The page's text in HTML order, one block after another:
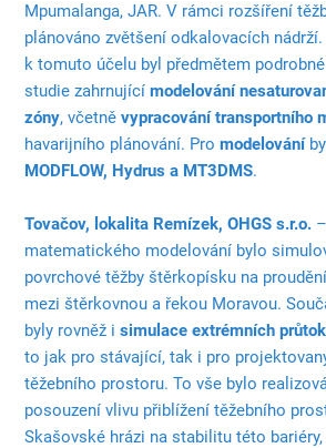
Mpumalanga, JAR. V rámci rozšíření
plánováno zvětšení odkalovacích
k tomuto účelu byl předmětem
studie zahrnujícímodelování
zóny, včetněvypracování transportního
havarijního plánování. Promodelování
MODFLOW, Hydrus a MT3DMS.
Tovačov, lokalita Remízek, OHGS s.r.o.
matematického modelování bylo
povrchové těžby štěrkopísku na
mezi štěrkovnou a řekou Moravou.
byly rovněž i simulace extrémních
to jak pro stávající, tak i pro
těžebního prostoru. To vše bylo
posouzení vlivu přiblížení těžebního
Skašovské hrázi na stabilitu této